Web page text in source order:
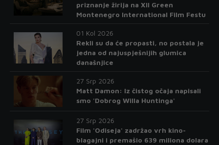
priznanje žirija na XII Green
Montenegro International Film Festu
01 Kol 2026
Rekli su da će propasti, no postala je
jedna od najuspješnijih glumica
današnjice
27 Srp 2026
Matt Damon: Iz čistog očaja napisali
smo 'Dobrog Willa Huntinga'
27 Srp 2026
Film 'Odiseja' zadržao vrh kino-
blagajni i premašio 639 miliona dolara